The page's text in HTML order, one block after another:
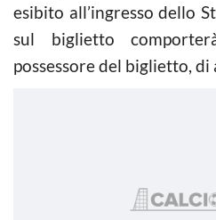
esibito all’ingresso dello
sul biglietto
possessore del biglietto, di